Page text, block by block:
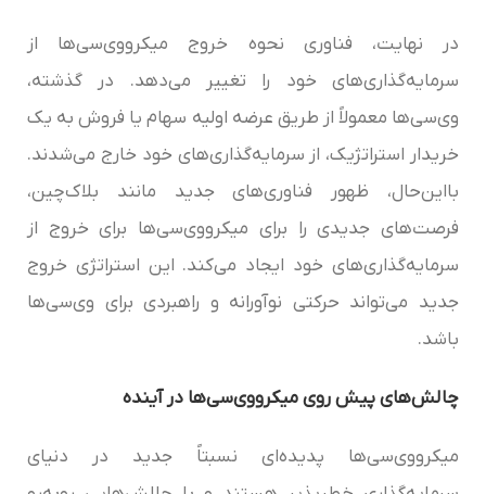
در نهایت، فناوری نحوه خروج میکرو‌وی‌سی‌‌ها از
سرمایه‌گذاری‌های خود را تغییر می‌دهد. در گذشته،
وی‌سی‌ها معمولاً از طریق عرضه اولیه سهام یا فروش به یک
خریدار استراتژیک، از سرمایه‌گذاری‌های خود خارج می‌شدند.
بااین‌حال، ظهور فناوری‌های جدید مانند بلاک‌چین،
فرصت‌های جدیدی را برای میکرو‌وی‌سی‌‌ها برای خروج از
سرمایه‌گذاری‌های خود ایجاد می‌کند. این استراتژی خروج
جدید می‌تواند حرکتی نوآورانه و راهبردی برای وی‌سی‌ها
باشد.
چالش‌های پیش روی میکرو‌وی‌سی‌‌ها در آینده
میکرو‌وی‌سی‌‌ها پدیده‌ای نسبتاً جدید در دنیای